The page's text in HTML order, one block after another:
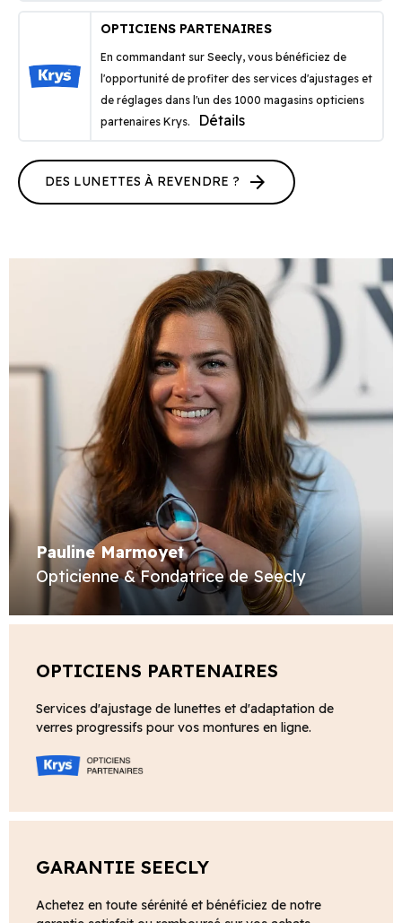
OPTICIENS PARTENAIRES
En commandant sur Seecly, vous bénéficiez de
l'opportunité de profiter des services d'ajustages et
de réglages dans l'un des 1000 magasins opticiens
partenaires Krys.
Détails
DES LUNETTES À REVENDRE ? arrow_forward
Pauline Marmoyet
Opticienne & Fondatrice de Seecly
OPTICIENS PARTENAIRES
Services d'ajustage de lunettes et d'adaptation de
verres progressifs pour vos montures en ligne.
GARANTIE SEECLY
Achetez en toute sérénité et bénéficiez de notre